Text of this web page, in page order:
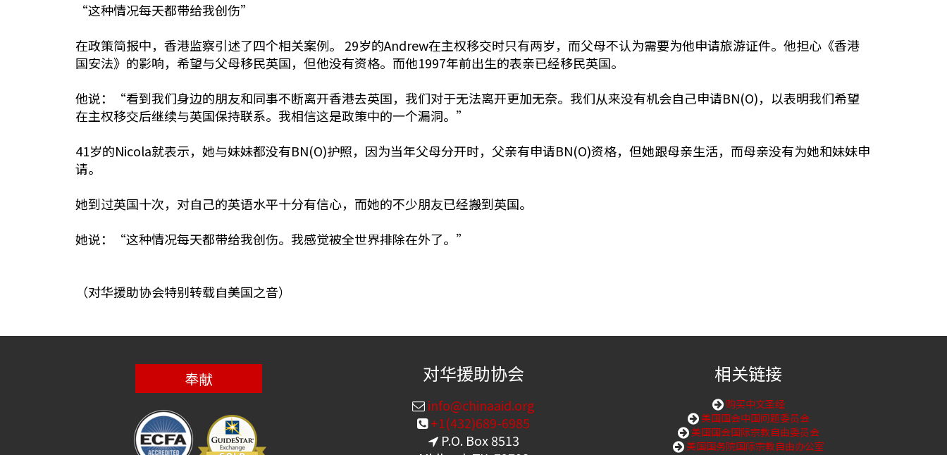
“这种情况每天都带给我创伤”
在政策简报中，香港监察引述了四个相关案例。 29岁的Andrew在主权移交时只有两岁，而父母不认为需要为他申请旅游证件。他担心《香港
国安法》的影响，希望与父母移民英国，但他没有资格。而他1997年前出生的表亲已经移民英国。
他说：“看到我们身边的朋友和同事不断离开香港去英国，我们对于无法离开更加无奈。我们从来没有机会自己申请BN(O)，以表明我们希望
在主权移交后继续与英国保持联系。我相信这是政策中的一个漏洞。”
41岁的Nicola就表示，她与妹妹都没有BN(O)护照，因为当年父母分开时，父亲有申请BN(O)资格，但她跟母亲生活，而母亲没有为她和妹妹申
请。
她到过英国十次，对自己的英语水平十分有信心，而她的不少朋友已经搬到英国。
她说：“这种情况每天都带给我创伤。我感觉被全世界排除在外了。”
（对华援助协会特别转载自美国之音）
奉献 对华援助协会
info@chinaaid.org
+1(432)689-6985
P.O. Box 8513
相关链接
购买中文圣经
美国国会中国问题委员会
美国国会国际宗教自由委员会
美国国务院国际宗教自由办公室